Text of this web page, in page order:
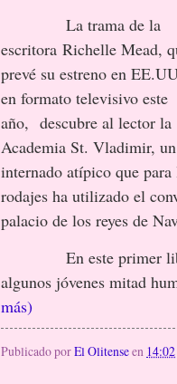
La trama de la
escritora Richelle Mead,
prevé su estreno en
en formato televisivo este
año, descubre al lector la
Academia St. Vladimir, un
internado atípico que para
rodajes ha utilizado el
palacio de los reyes de
En este primer libro
algunos jóvenes mitad
más)
Publicado porEl Olitenseen 14:02